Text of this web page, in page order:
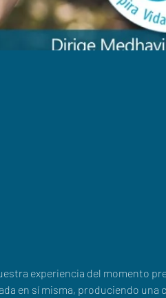
experiencia del momento
en sí misma, produciendo una